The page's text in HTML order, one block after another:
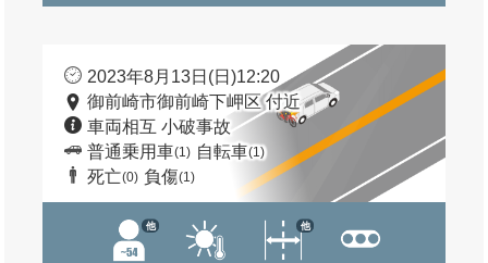
2023年8月13日(日)12:20
御前崎市御前崎下岬区 付近
車両相互 小破事故
普通乗用車(1) 自転車(1)
死亡(0) 負傷(1)
他 他